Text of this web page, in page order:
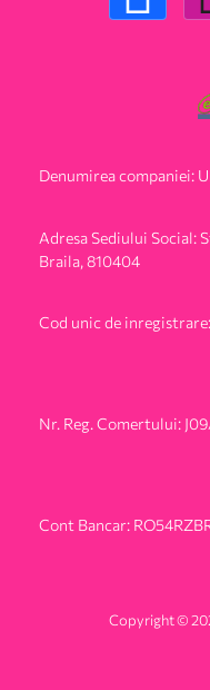
Denumirea companiei:
Adresa Sediului Social:
Braila, 810404
Cod unic de
Nr. Reg. Comertului:
Cont Bancar:
Copyright ©